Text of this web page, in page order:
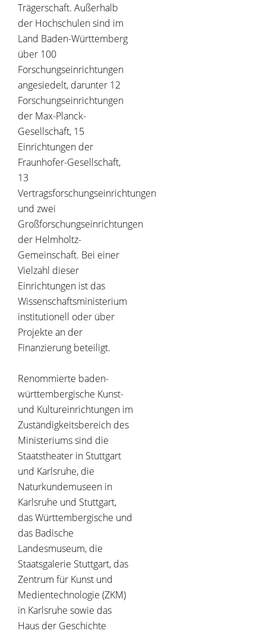
Trägerschaft. Außerhalb
der Hochschulen sind im
Land Baden-Württemberg
über 100
Forschungseinrichtungen
angesiedelt, darunter 12
Forschungseinrichtungen
der Max-Planck-
Gesellschaft, 15
Einrichtungen der
Fraunhofer-Gesellschaft,
13
Vertragsforschungseinrichtungen
und zwei
Großforschungseinrichtungen
der Helmholtz-
Gemeinschaft. Bei einer
Vielzahl dieser
Einrichtungen ist das
Wissenschaftsministerium
institutionell oder über
Projekte an der
Finanzierung beteiligt.
Renommierte baden-
württembergische Kunst-
und Kultureinrichtungen im
Zuständigkeitsbereich des
Ministeriums sind die
Staatstheater in Stuttgart
und Karlsruhe, die
Naturkundemuseen in
Karlsruhe und Stuttgart,
das Württembergische und
das Badische
Landesmuseum, die
Staatsgalerie Stuttgart, das
Zentrum für Kunst und
Medientechnologie (ZKM)
in Karlsruhe sowie das
Haus der Geschichte